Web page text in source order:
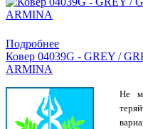
Подробнее
Ковер 04039G - GREY /
ARMINA
Не